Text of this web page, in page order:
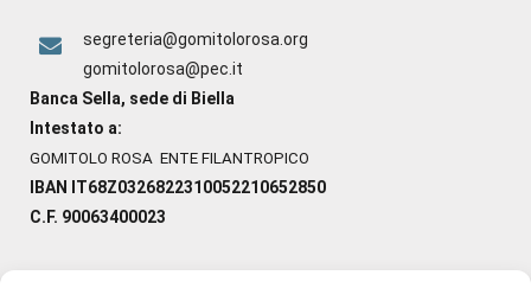
segreteria@gomitolorosa.org
gomitolorosa@pec.it
Banca Sella, sede di Biella
Intestato a:
GOMITOLO ROSA ENTE FILANTROPICO
IBAN IT68Z0326822310052210652850
C.F. 90063400023